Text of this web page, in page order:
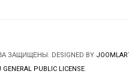
ЗАЩИЩЕНЫ. DESIGNED BY
GENERAL PUBLIC LICENSE.